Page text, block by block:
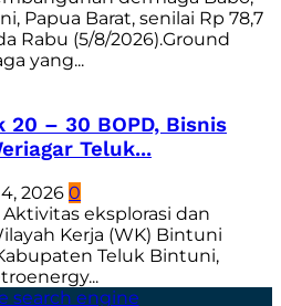
Papua Barat, senilai Rp 78,7
Rabu (5/8/2026).Ground
yang...
20 – 30 BOPD, Bisnis
Teluk...
2026 0
eksplorasi dan
Kerja (WK) Bintuni
Teluk Bintuni,